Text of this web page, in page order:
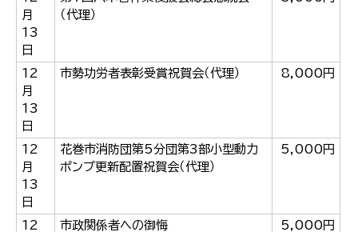
月
13
日
（代理）
12
月
13
日
市勢功労者表彰受賞祝賀会（代理） 8,000円
12
月
13
日
花巻市消防団第5分団第3部小型動力
ポンプ更新配置祝賀会（代理）
5,000円
12
市政関係者への御悔 5,000円